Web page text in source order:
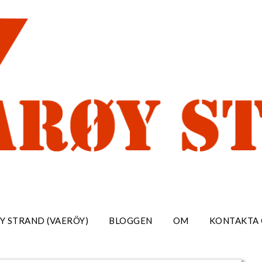
STRAND (VAERÖY) BLOGGEN OM KONTAKTA